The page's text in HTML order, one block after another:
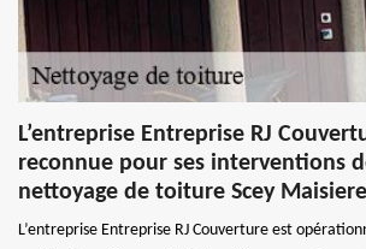
L’entreprise Entreprise RJ
reconnue pour ses interventions
nettoyage de toiture Scey
L’entreprise Entreprise RJ Couverture est